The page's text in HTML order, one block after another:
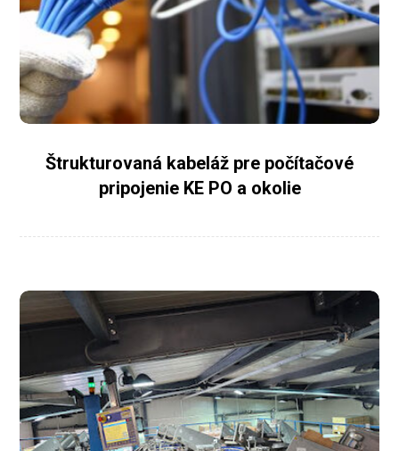
Štrukturovaná kabeláž pre počítačové
pripojenie KE PO a okolie